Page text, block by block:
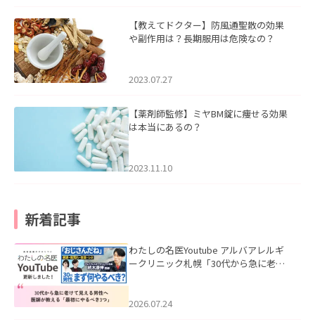
【教えてドクター】防風通聖散の効果
や副作用は？長期服用は危険なの？
2023.07.27
【薬剤師監修】ミヤBM錠に痩せる効果
は本当にあるの？
2023.11.10
新着記事
わたしの名医Youtube アルバアレルギ
ークリニック札幌「30代から急に老け
た。
2026.07.24